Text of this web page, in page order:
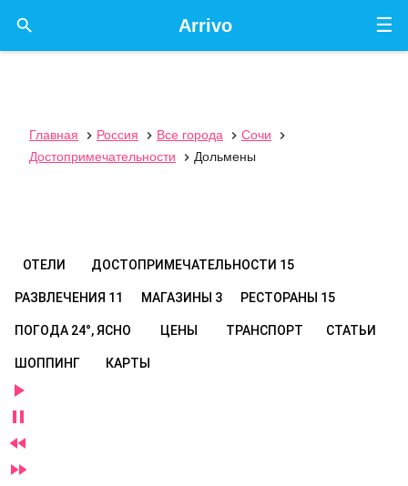
☰
Arrivo

Главная  Россия  Все города  Сочи

Достопримечательности
 Дольмены
ОТЕЛИ ДОСТОПРИМЕЧАТЕЛЬНОСТИ 15
РАЗВЛЕЧЕНИЯ 11 МАГАЗИНЫ 3 РЕСТОРАНЫ 15
ПОГОДА 24°, ЯСНО ЦЕНЫ ТРАНСПОРТ СТАТЬИ
ШОППИНГ КАРТЫ



